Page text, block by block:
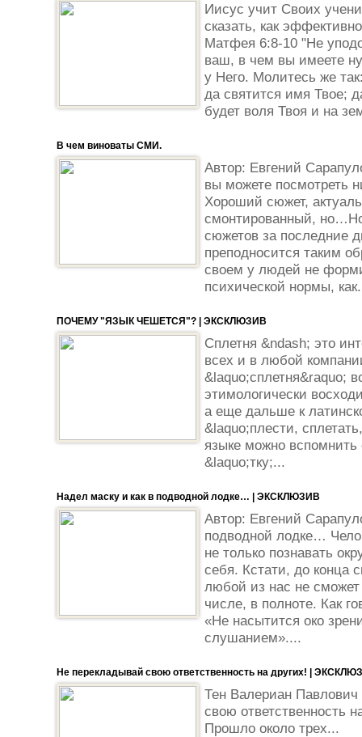
Иисус учит Своих
сказать, как
Матфея 6:8-10 "Не
ваш, в чем вы имеете
у Него. Молитесь же
да святится имя Твое;
будет воля Твоя и на
В чем виноваты СМИ.
Автор: Евгений
вы можете посмотреть
Хороший сюжет,
смонтированный,
сюжетов за последние
преподносится таким
своем у людей не
психической нормы,
ПОЧЕМУ "ЯЗЫК ЧЕШЕТСЯ"? | ЭКСКЛЮЗИВ
Сплетня &ndash; это
всех и в любой
&laquo;сплетня&raquo;
этимологически
а еще дальше к
&laquo;плести,
языке можно
&laquo;тку;...
Надел маску и как в подводной лодке… | ЭКСКЛЮЗИВ
Автор: Евгений
подводной лодке…
не только познавать
себя. Кстати, до конца
любой из нас не
числе, в полноте. Как
«Не насытится око
слушанием»....
Не перекладывай свою ответственность на других! |
Тен Валериан
свою ответственность
Прошло около трех...